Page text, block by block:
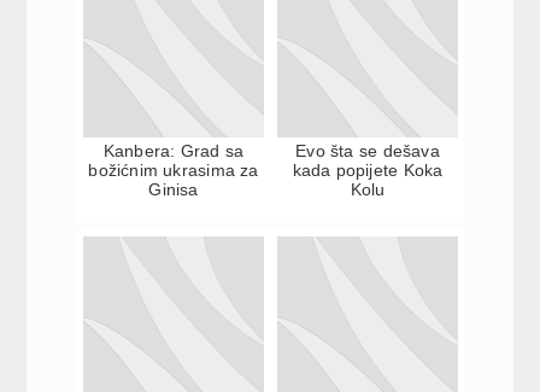
Kanbera: Grad sa
božićnim ukrasima za
Ginisa
Evo šta se dešava
kada popijete Koka
Kolu